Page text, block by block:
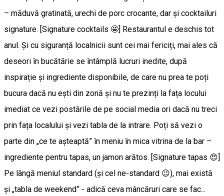
– măduvă gratinată, urechi de porc crocante, dar și cocktailuri
signature. [Signature cocktails 🤩] Restaurantul e deschis tot
anul. Și cu siguranță localnicii sunt cei mai fericiți, mai ales că
deseori în bucătărie se întâmplă lucruri inedite, după
inspirație și ingrediente disponibile, de care nu prea te poți
bucura dacă nu ești din zonă și nu te prezinți la fața locului
imediat ce vezi postările de pe social media ori dacă nu treci
prin fața localului și vezi tabla de la intrare. Poți să vezi o
parte din „ce te așteaptă” în meniu în mica vitrina de la bar –
ingrediente pentru tapas, un jamon arătos. [Signature tapas 😍]
Pe lângă meniul standard (și cel ne-standard 😉), mai există
și „tabla de weekend” - adică ceva mâncăruri care se fac...